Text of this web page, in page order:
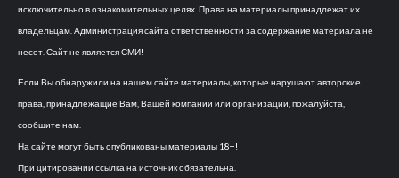
исключительно в ознакомительных целях. Права на материалы принадлежат их
владельцам. Администрация сайта ответственности за содержание материала не
несет. Сайт не является СМИ!
Если Вы обнаружили на нашем сайте материалы, которые нарушают авторские
права, принадлежащие Вам, Вашей компании или организации, пожалуйста,
сообщите нам.
На сайте могут быть опубликованы материалы 18+!
При цитировании ссылка на источник обязательна.